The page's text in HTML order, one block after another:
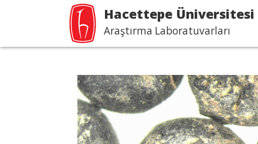
Hacettepe Üniversitesi
Araştırma Laboratuvarları